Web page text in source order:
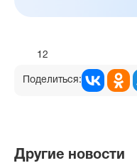
12
Поделиться:
Другие новости